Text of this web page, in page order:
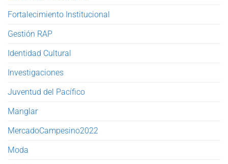
Fortalecimiento Institucional
Gestión RAP
Identidad Cultural
Investigaciones
Juventud del Pacífico
Manglar
MercadoCampesino2022
Moda